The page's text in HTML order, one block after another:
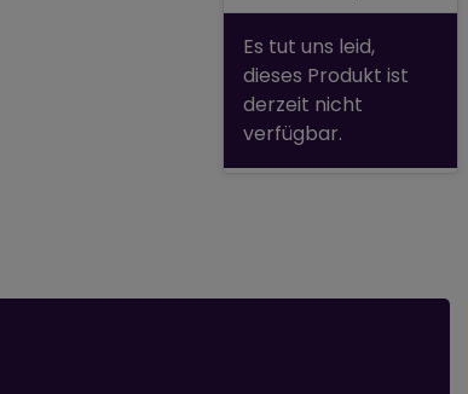
Es tut uns leid,
dieses Produkt ist
derzeit nicht
verfügbar.